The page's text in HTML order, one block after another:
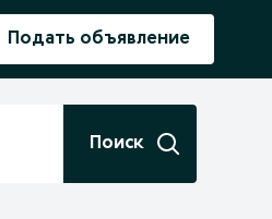
Подать объявление
Поиск